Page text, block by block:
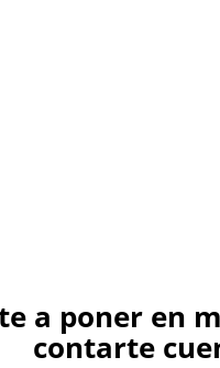
a poner en
contarte